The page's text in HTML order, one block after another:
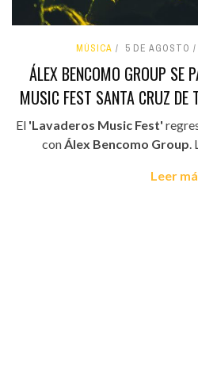
MÚSICA 5 DE AGOSTO
ÁLEX BENCOMO GROUP SE
MUSIC FEST SANTA CRUZ DE
El 'Lavaderos Music Fest'
conÁlex Bencomo Group.
Leer